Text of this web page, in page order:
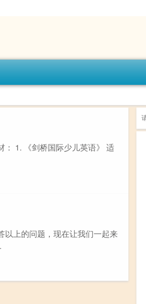
： 1. 《剑桥国际少儿英语》 适
以上的问题，现在让我们一起来